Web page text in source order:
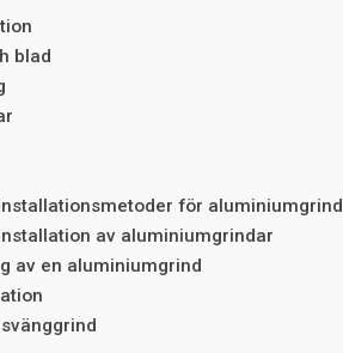
blad
för aluminiumgrind
av aluminiumgrindar
av en aluminiumgrind